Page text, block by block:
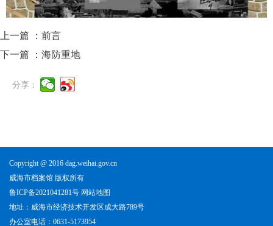
上一篇 ： 前言
下一篇 ： 海防重地
分享：
Copyright @ 2016 dag.weihai.gov.cn
威海市档案馆 版权所有
鲁ICP备2021041281号 网站地图
地址：威海市经济技术开发区成大路789号
办公室电话：0631-5173954